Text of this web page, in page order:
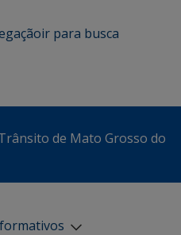
ir para busca
de Mato Grosso do